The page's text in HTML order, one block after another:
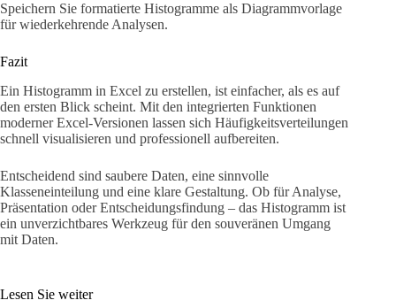
Speichern Sie formatierte Histogramme als Diagrammvorlage
für wiederkehrende Analysen.
Fazit
Ein Histogramm in Excel zu erstellen, ist einfacher, als es auf
den ersten Blick scheint. Mit den integrierten Funktionen
moderner Excel-Versionen lassen sich Häufigkeitsverteilungen
schnell visualisieren und professionell aufbereiten.
Entscheidend sind saubere Daten, eine sinnvolle
Klasseneinteilung und eine klare Gestaltung. Ob für Analyse,
Präsentation oder Entscheidungsfindung – das Histogramm ist
ein unverzichtbares Werkzeug für den souveränen Umgang
mit Daten.
Lesen Sie weiter